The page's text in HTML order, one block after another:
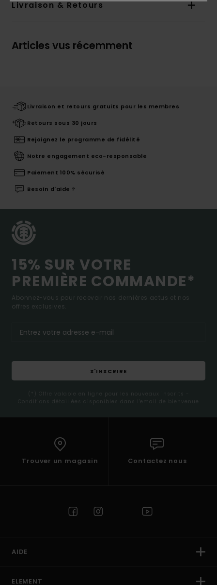
Livraison & Retours
Articles vus récemment
Livraison et retours gratuits pour les membres
Retours sous 30 jours
Rejoignez le programme de fidélité
Notre engagement eco-responsable
Paiement 100% sécurisé
Besoin d'aide ?
15% SUR VOTRE
PREMIÈRE COMMANDE*
Abonnez-vous pour recevoir nos dernières actus et nos
offres exclusives.
S'INSCRIRE
(*) Offre valable en ligne pour les nouveaux inscrits -
Conditions détaillées disponibles dans l'email de bienvenue
Trouver un magasin Contactez nous
AIDE
ELEMENT